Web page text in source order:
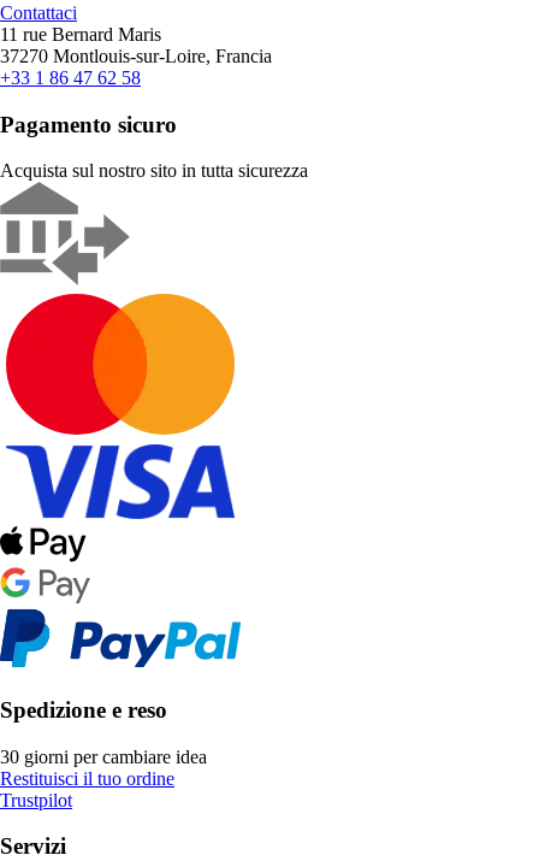
Contattaci
11 rue Bernard Maris
37270 Montlouis-sur-Loire, Francia
+33 1 86 47 62 58
Pagamento sicuro
Acquista sul nostro sito in tutta sicurezza
Spedizione e reso
30 giorni per cambiare idea
Restituisci il tuo ordine
Trustpilot
Servizi